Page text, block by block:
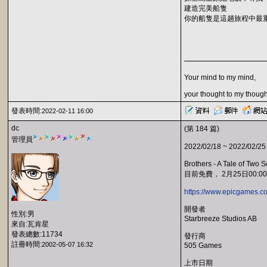
建造完美船隻
你的船隻是這趟旅程中最
Your mind to my mind,
your thought to my
發表時間:2022-02-11 16:00
dc
管理員
性別:男
來自:瓦肯星
發表總數:11734
註冊時間:2002-05-07 16:32
(第 184 篇)
2022/02/18 ~ 2022/02/25
Brothers - A Tale of Two
目前免費， 2月25日
https://
開發者
Starbreeze Studios AB
發行商
505 Games
上市日期